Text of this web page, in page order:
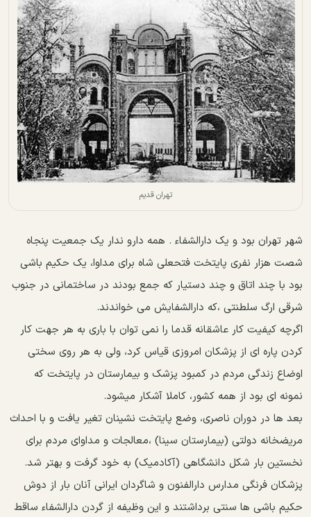
تهران قدیم
شهر تهران بود و یک دارالشفاء . همه دارو ندار یک جمعیت پنجاه
شصت هزار نفری پایتخت فتحعلی شاه برای مداوا، یک حکیم باشی
بود با چند اتاق و چند دستیار که جمع بودند در ساختمانی در جنوب
شرقی ارگ سلطنتی ،که دارالشفایش می خواندند.
اگرچه کیفیت کار عاشقانه قدما را نمی توان با باری به هر جهت کار
کردن پاره ای از پزشکان امروزی قیاس کرد، ولی به هر روی سختی
اوضاع زندگی مردم در کمبود پزشک و بیمارستان در پایتخت که
نمونه ای بود از همه کشور، کاملا آشکار میشود.
بعد ها در دوران ناصری، وضع پایتخت نشینان تغیر یافت و با احداث
مریضخانه دولتی (بیمارستان سینا) ،معالجات و مداوای مردم برای
نخستین بار شکل دانشگاهی (آکادمیک) به خود گرفت و بهتر شد.
پزشکان فرنگی مدارس دارالفنون و شاگردان ایرانی آنان بار از دوش
حکیم باشی ها سنتی برداشتند و این وظیفه از گردن دارالشفاء ساقط